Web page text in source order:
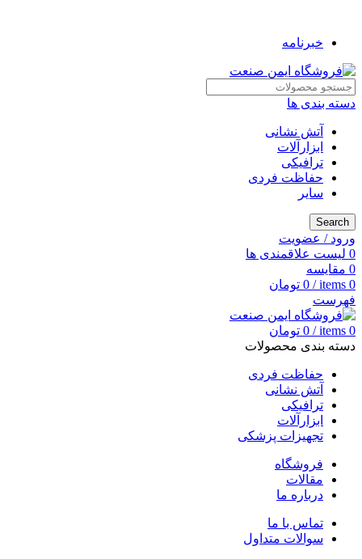
خبرنامه
دسته بندی ها
آتش نشانی
ابزارآلات
ترافیکی
حفاظت فردی
سایر
Search
ورود / عضویت
0 لیست علاقمندی ها
0 مقایسه
0
items
/
0 تومان
فهرست
0
items
/
0 تومان
دسته بندی محصولات
حفاظت فردی
آتش نشانی
ترافیکی
ابزارآلات
تجهیزات پزشکی
فروشگاه
مقالات
درباره ما
تماس با ما
سوالات متداول